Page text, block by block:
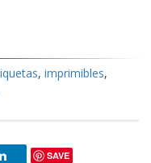
, imprimibles,
SAVE